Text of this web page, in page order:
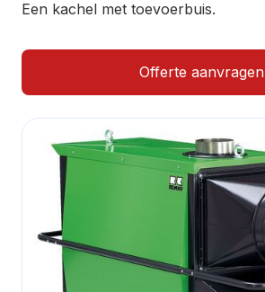
Een kachel met toevoerbuis.
Offerte aanvragen